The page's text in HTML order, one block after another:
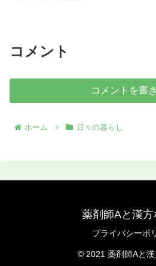
コメント
コメントを書
ホーム 日々の暮らし
薬剤師Aと漢方
プライバシーポ
© 2021 薬剤師Aと漢